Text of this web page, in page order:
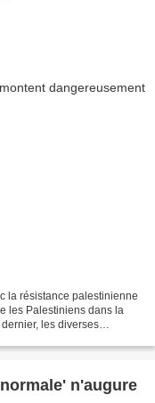
la résistance palestinienne
les Palestiniens dans la
les diverses
n'augure